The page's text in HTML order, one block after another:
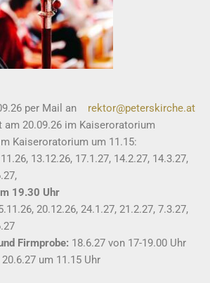
per Mail an rektor@peterskirche.at
am 20.09.26 im Kaiseroratorium
Kaiseroratorium um 11.15:
13.12.26, 17.1.27, 14.2.27, 14.3.27,
19.30 Uhr
20.12.26, 24.1.27, 21.2.27, 7.3.27,
Firmprobe: 18.6.27 von 17-19.00 Uhr
20.6.27 um 11.15 Uhr